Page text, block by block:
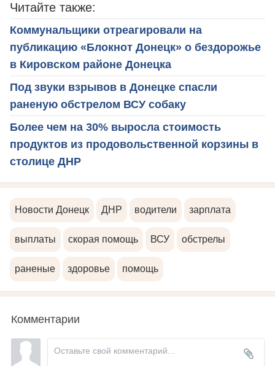
Читайте также:
Коммунальщики отреагировали на
публикацию «Блокнот Донецк» о бездорожье
в Кировском районе Донецка
Под звуки взрывов в Донецке спасли
раненую обстрелом ВСУ собаку
Более чем на 30% выросла стоимость
продуктов из продовольственной корзины в
столице ДНР
Новости Донецк ДНР водители зарплата
выплаты скорая помощь ВСУ обстрелы
раненые здоровье помощь
Комментарии